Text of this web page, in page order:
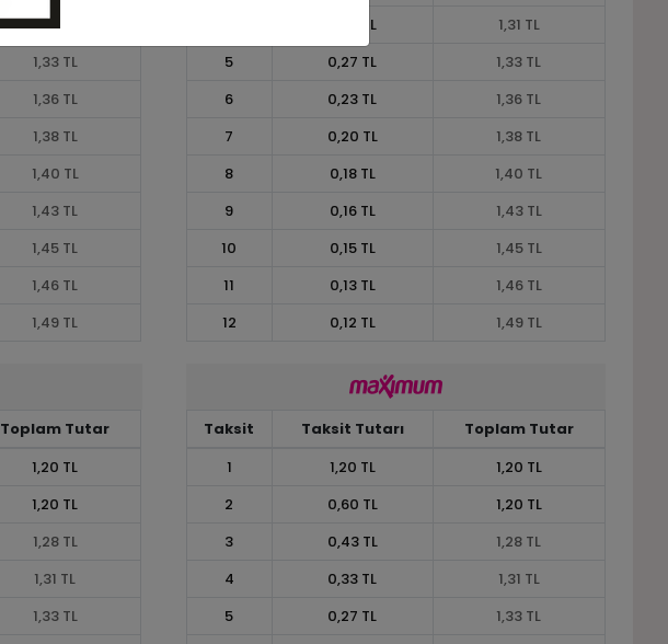
1,31 TL
1,33 TL
1,36 TL
1,38 TL
1,40 TL
1,43 TL
1,45 TL
1,46 TL
1,49 TL
0,33 TL
1,31 TL
5
0,27 TL
1,33 TL
6
0,23 TL
1,36 TL
7
0,20 TL
1,38 TL
8
0,18 TL
1,40 TL
9
0,16 TL
1,43 TL
10
0,15 TL
1,45 TL
11
0,13 TL
1,46 TL
12
0,12 TL 1,49 TL
Toplam Tutar
1,20 TL
1,20 TL
1,28 TL
1,31 TL
1,33 TL
Taksit Taksit Tutarı
Toplam Tutar
1
1,20 TL
1,20 TL
2
0,60 TL
1,20 TL
3
0,43 TL
1,28 TL
4
0,33 TL
1,31 TL
5
0,27 TL
1,33 TL